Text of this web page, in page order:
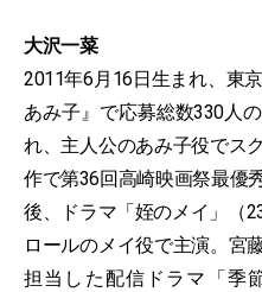
大沢一菜
2011年6月16日生まれ、東
あみ子』で応募総数330人
れ、主人公のあみ子役でス
作で第36回高崎映画祭最優
後、ドラマ「姪のメイ」（
ロールのメイ役で主演。宮
担当した配信ドラマ「季